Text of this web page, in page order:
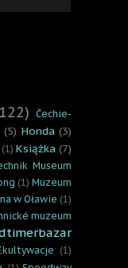
Čechie-
(5) Honda (3)
(1) Książka (7)
Museum
(1) Muzeum
w Oławie (1)
muzeum
(1)